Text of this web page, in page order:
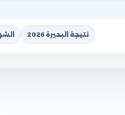
نتيجة البحيرة 2026